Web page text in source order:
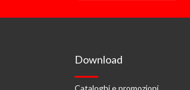
Download
Cataloghi e promozioni